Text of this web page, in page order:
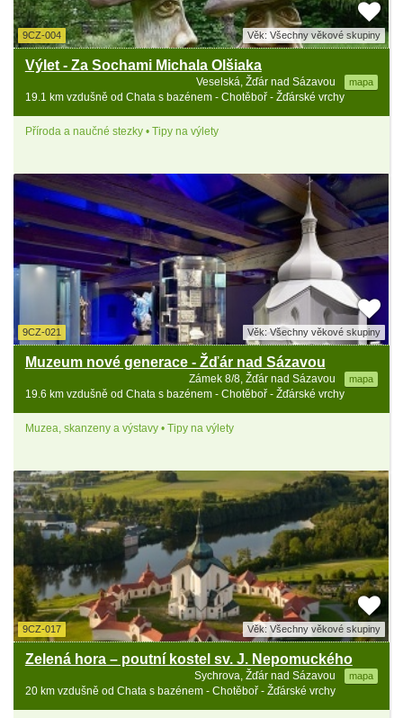
9CZ-004 Věk: Všechny věkové skupiny
Výlet - Za Sochami Michala Olšiaka
Veselská, Žďár nad Sázavou mapa
19.1 km vzdušně od Chata s bazénem - Chotěboř - Žďárské vrchy
Příroda a naučné stezky • Tipy na výlety
9CZ-021 Věk: Všechny věkové skupiny
Muzeum nové generace - Žďár nad Sázavou
Zámek 8/8, Žďár nad Sázavou mapa
19.6 km vzdušně od Chata s bazénem - Chotěboř - Žďárské vrchy
Muzea, skanzeny a výstavy • Tipy na výlety
9CZ-017 Věk: Všechny věkové skupiny
Zelená hora – poutní kostel sv. J. Nepomuckého
Sychrova, Žďár nad Sázavou mapa
20 km vzdušně od Chata s bazénem - Chotěboř - Žďárské vrchy